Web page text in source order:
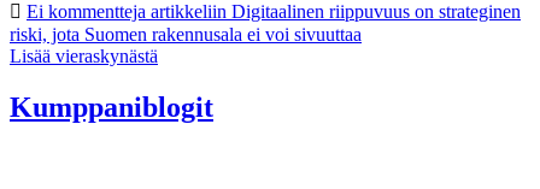
Ei kommentteja artikkeliin Digitaalinen riippuvuus on strateginen
riski, jota Suomen rakennusala ei voi sivuuttaa
Lisää vieraskynästä
Kumppaniblogit